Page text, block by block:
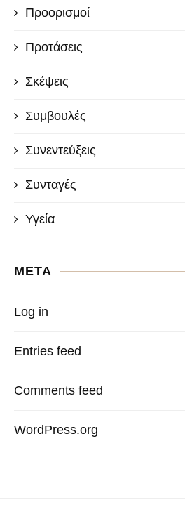
Προορισμοί
Προτάσεις
Σκέψεις
Συμβουλές
Συνεντεύξεις
Συνταγές
Υγεία
META
Log in
Entries feed
Comments feed
WordPress.org